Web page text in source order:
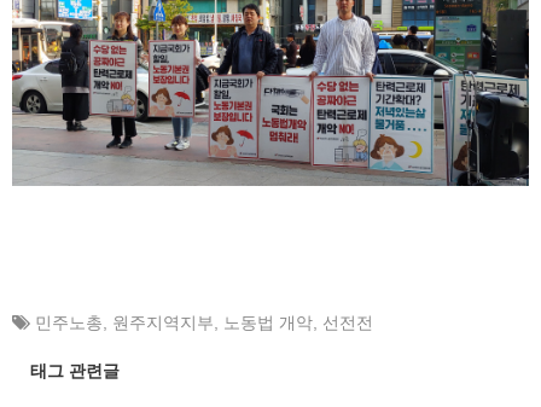
민주노총 원주지역지부 노동법 개악 선전전
태그 관련글